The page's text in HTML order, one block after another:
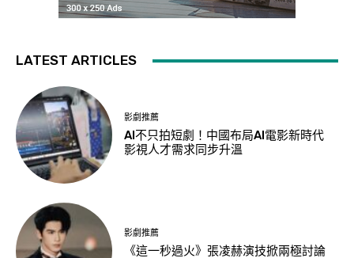
LATEST ARTICLES
影劇推薦
AI不只拍短劇！中國布局AI電影新時代
影視人才需求同步升溫
影劇推薦
《這一秒過火》張凌赫演技掀兩極討論